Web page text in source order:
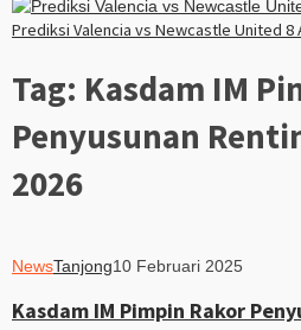
Prediksi Valencia vs Newcastle United 8
Tag: Kasdam IM
Penyusunan
2026
NewsTanjong10 Februari 2025
Kasdam IM Pimpin Rakor